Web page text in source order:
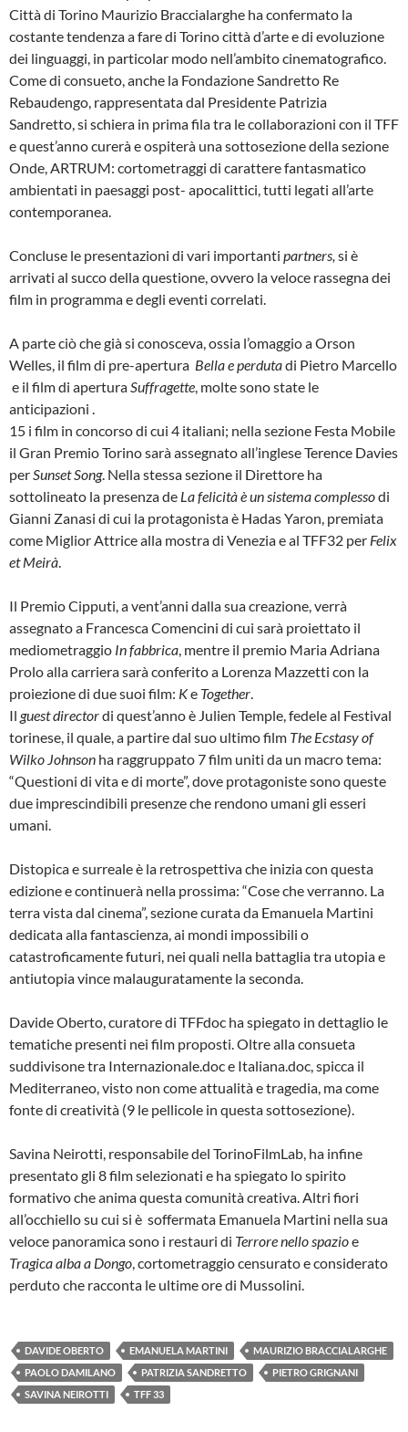
Città di Torino Maurizio Braccialarghe ha confermato la
costante tendenza a fare di Torino città d’arte e di evoluzione
dei linguaggi, in particolar modo nell’ambito cinematografico.
Come di consueto, anche la Fondazione Sandretto Re
Rebaudengo, rappresentata dal Presidente Patrizia
Sandretto, si schiera in prima fila tra le collaborazioni con il TFF
e quest’anno curerà e ospiterà una sottosezione della sezione
Onde, ARTRUM: cortometraggi di carattere fantasmatico
ambientati in paesaggi post- apocalittici, tutti legati all’arte
contemporanea.
Concluse le presentazioni di vari importanti partners, si è
arrivati al succo della questione, ovvero la veloce rassegna dei
film in programma e degli eventi correlati.
A parte ciò che già si conosceva, ossia l’omaggio a Orson
Welles, il film di pre-apertura Bella e perdutadi Pietro Marcello
e il film di apertura Suffragette , molte sono state le
anticipazioni .
15 i film in concorso di cui 4 italiani; nella sezione Festa Mobile
il Gran Premio Torino sarà assegnato all’inglese Terence Davies
per Sunset Song. Nella stessa sezione il Direttore ha
sottolineato la presenza de La felicità è un sistema complessodi
Gianni Zanasi di cui la protagonista è Hadas Yaron, premiata
come Miglior Attrice alla mostra di Venezia e al TFF32 per Felix
et Meirà
Il Premio Cipputi, a vent’anni dalla sua creazione, verrà
assegnato a Francesca Comencini di cui sarà proiettato il
mediometraggio In fabbrica , mentre il premio Maria Adriana
Prolo alla carriera sarà conferito a Lorenza Mazzetti con la
proiezione di due suoi film: Ke Together
Il guest directordi quest’anno è Julien Temple, fedele al Festival
torinese, il quale, a partire dal suo ultimo film The Ecstasy of
Wilko Johnson ha raggruppato 7 film uniti da un macro tema:
“Questioni di vita e di morte”, dove protagoniste sono queste
due imprescindibili presenze che rendono umani gli esseri
umani.
Distopica e surreale è la retrospettiva che inizia con questa
edizione e continuerà nella prossima: “Cose che verranno. La
terra vista dal cinema”, sezione curata da Emanuela Martini
dedicata alla fantascienza, ai mondi impossibili o
catastroficamente futuri, nei quali nella battaglia tra utopia e
antiutopia vince malauguratamente la seconda.
Davide Oberto, curatore di TFFdoc ha spiegato in dettaglio le
tematiche presenti nei film proposti. Oltre alla consueta
suddivisone tra Internazionale.doc e Italiana.doc, spicca il
Mediterraneo, visto non come attualità e tragedia, ma come
fonte di creatività (9 le pellicole in questa sottosezione).
Savina Neirotti, responsabile del TorinoFilmLab, ha infine
presentato gli 8 film selezionati e ha spiegato lo spirito
formativo che anima questa comunità creativa. Altri fiori
all’occhiello su cui si è soffermata Emanuela Martini nella sua
veloce panoramica sono i restauri di Terrore nello spazioe
Tragica alba a Dongo , cortometraggio censurato e considerato
perduto che racconta le ultime ore di Mussolini.
DAVIDE OBERTO EMANUELA MARTINI
MAURIZIO BRACCIALARGHE
PAOLO DAMILANO
PATRIZIA SANDRETTO
PIETRO GRIGNANI
SAVINA NEIROTTI
TFF 33